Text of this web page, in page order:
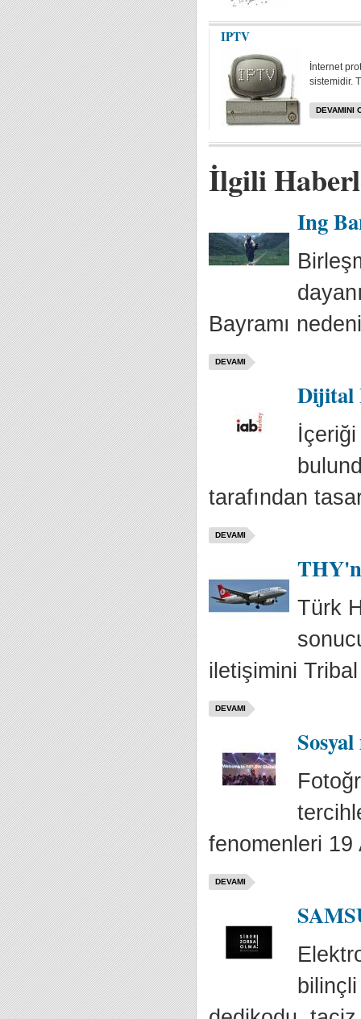
IPTV
İnternet
sistemidir.
DEVAMINI
İlgili
Ing
Bayramı
DEVAMI
Dijital
tarafından
DEVAMI
Türk
iletişimini
DEVAMI
fenomenleri 19
DEVAMI